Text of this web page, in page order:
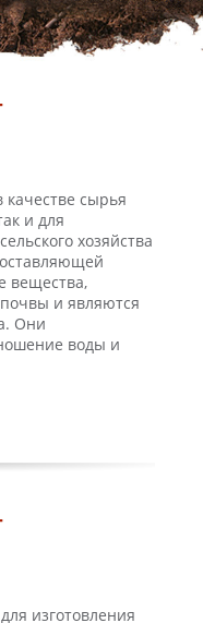
сырья
и для
хозяйства
вещества,
и являются
Они
воды и
изготовления